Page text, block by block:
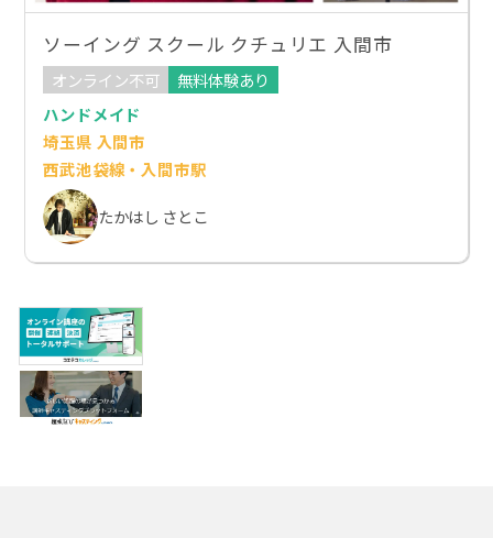
ソーイング スクール クチュリエ 入間市
オンライン不可
無料体験あり
ハンドメイド
埼玉県 入間市
西武池袋線・入間市駅
たかはし さとこ